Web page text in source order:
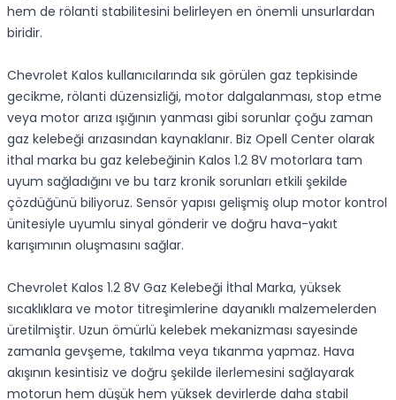
hem de rölanti stabilitesini belirleyen en önemli unsurlardan
biridir.
Chevrolet Kalos kullanıcılarında sık görülen gaz tepkisinde
gecikme, rölanti düzensizliği, motor dalgalanması, stop etme
veya motor arıza ışığının yanması gibi sorunlar çoğu zaman
gaz kelebeği arızasından kaynaklanır. Biz Opell Center olarak
ithal marka bu gaz kelebeğinin Kalos 1.2 8V motorlara tam
uyum sağladığını ve bu tarz kronik sorunları etkili şekilde
çözdüğünü biliyoruz. Sensör yapısı gelişmiş olup motor kontrol
ünitesiyle uyumlu sinyal gönderir ve doğru hava-yakıt
karışımının oluşmasını sağlar.
Chevrolet Kalos 1.2 8V Gaz Kelebeği İthal Marka, yüksek
sıcaklıklara ve motor titreşimlerine dayanıklı malzemelerden
üretilmiştir. Uzun ömürlü kelebek mekanizması sayesinde
zamanla gevşeme, takılma veya tıkanma yapmaz. Hava
akışının kesintisiz ve doğru şekilde ilerlemesini sağlayarak
motorun hem düşük hem yüksek devirlerde daha stabil